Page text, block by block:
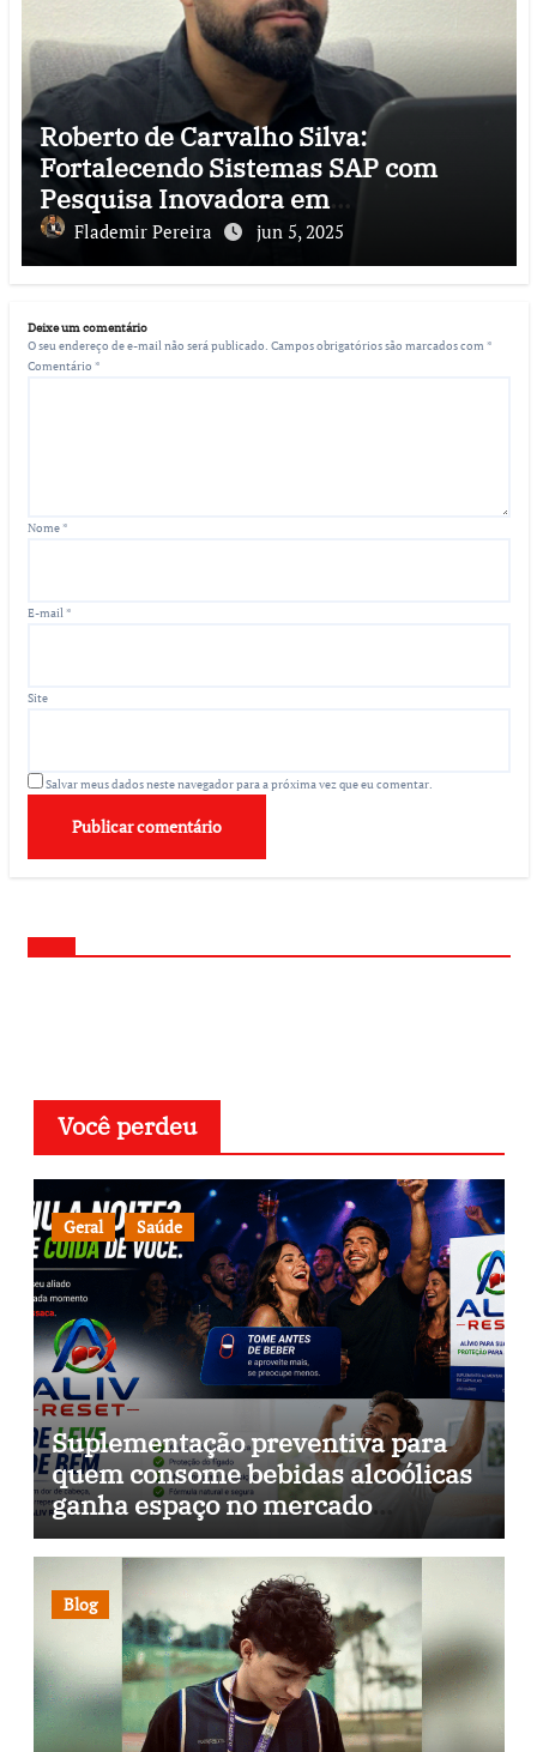
Roberto de Carvalho Silva:
Fortalecendo Sistemas SAP com
Pesquisa Inovadora em
Cibersegurança
Flademir Pereira jun 5, 2025
Deixe um comentário
O seu endereço de e-mail não será publicado. Campos obrigatórios são marcados com *
Comentário *
Nome*
E-mail*
Site
Salvar meus dados neste navegador para a próxima vez que eu comentar.
Você perdeu
Geral Saúde
Suplementação preventiva para
quem consome bebidas alcoólicas
ganha espaço no mercado
brasileiro
Blog